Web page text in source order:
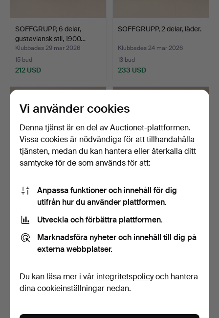
SOFFGRUPP, 6 delar,
gustaviansk stil, 1900…
Klubbades 29 mar 2026
15 bud
212 USD
SOFFGRUPP, 2 delar, läder.
Klubbades 24 mar 2026
13 bud
233 USD
SOFFA, möjligen Dux, 1900-
9 bud
69 USD
SVEN LARSSON. Bänk,
furu, 1900-talets andr…
26 bud
349 USD
Vi använder cookies
Denna tjänst är en del av Auctionet-plattformen.
Vissa cookies är nödvändiga för att tillhandahålla
tjänsten, medan du kan hantera eller återkalla ditt
samtycke för de som används för att:
Anpassa funktioner och innehåll för dig
utifrån hur du använder plattformen.
Utveckla och förbättra plattformen.
Marknadsföra nyheter och innehåll till dig på
externa webbplatser.
Du kan läsa mer i vår integritetspolicyoch hantera
dina cookieinställningar nedan.